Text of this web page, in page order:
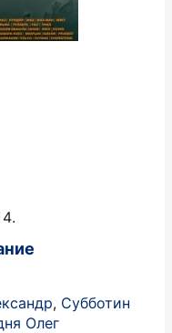
, Субботин
Олег